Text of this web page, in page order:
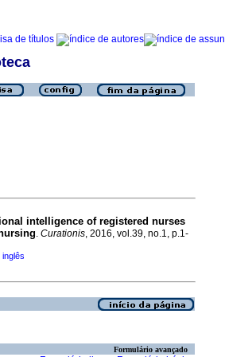
intelligence of registered nurses
. Curationis, 2016, vol.39, no.1, p.1-
Formulário avançado